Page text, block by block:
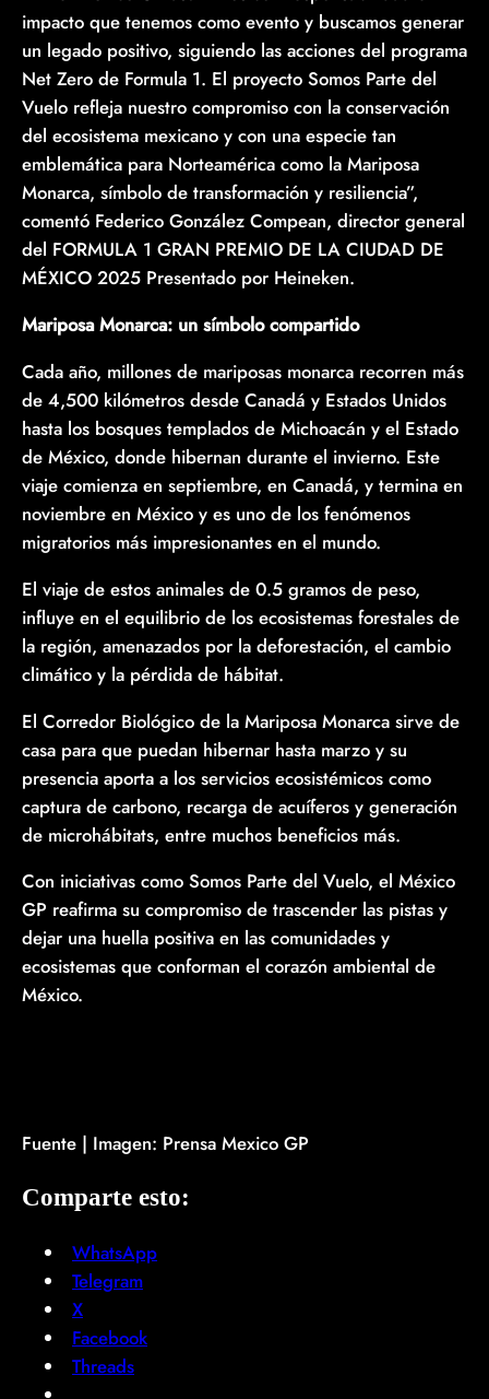
impacto que tenemos como evento y buscamos generar
un legado positivo, siguiendo las acciones del programa
Net Zero de Formula 1. El proyecto Somos Parte del
Vuelo refleja nuestro compromiso con la conservación
del ecosistema mexicano y con una especie tan
emblemática para Norteamérica como la Mariposa
Monarca, símbolo de transformación y resiliencia”,
comentó Federico González Compean, director general
del FORMULA 1 GRAN PREMIO DE LA CIUDAD DE
MÉXICO 2025 Presentado por Heineken.
Mariposa Monarca: un símbolo compartido
Cada año, millones de mariposas monarca recorren más
de 4,500 kilómetros desde Canadá y Estados Unidos
hasta los bosques templados de Michoacán y el Estado
de México, donde hibernan durante el invierno. Este
viaje comienza en septiembre, en Canadá, y termina en
noviembre en México y es uno de los fenómenos
migratorios más impresionantes en el mundo.
El viaje de estos animales de 0.5 gramos de peso,
influye en el equilibrio de los ecosistemas forestales de
la región, amenazados por la deforestación, el cambio
climático y la pérdida de hábitat.
El Corredor Biológico de la Mariposa Monarca sirve de
casa para que puedan hibernar hasta marzo y su
presencia aporta a los servicios ecosistémicos como
captura de carbono, recarga de acuíferos y generación
de microhábitats, entre muchos beneficios más.
Con iniciativas como Somos Parte del Vuelo, el México
GP reafirma su compromiso de trascender las pistas y
dejar una huella positiva en las comunidades y
ecosistemas que conforman el corazón ambiental de
México.
Fuente | Imagen: Prensa Mexico GP
Comparte esto:
WhatsApp
Telegram
X
Facebook
Threads